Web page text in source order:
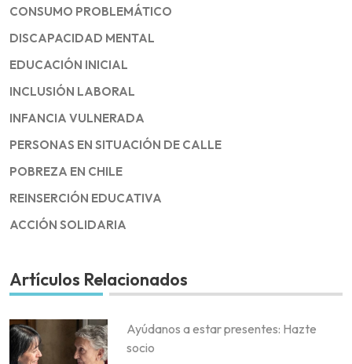
CONSUMO PROBLEMÁTICO
DISCAPACIDAD MENTAL
EDUCACIÓN INICIAL
INCLUSIÓN LABORAL
INFANCIA VULNERADA
PERSONAS EN SITUACIÓN DE CALLE
POBREZA EN CHILE
REINSERCIÓN EDUCATIVA
ACCIÓN SOLIDARIA
Artículos Relacionados
Ayúdanos a estar presentes: Hazte
socio